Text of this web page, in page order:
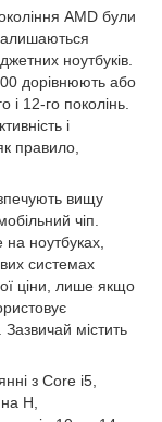
AMD були
ноутбуків.
дорівнюють або
і 12-го поколінь.
і
правило,
вищу
чіп.
на ноутбуках,
системах
ціни, лише якщо
містить
з Core i5,
H,